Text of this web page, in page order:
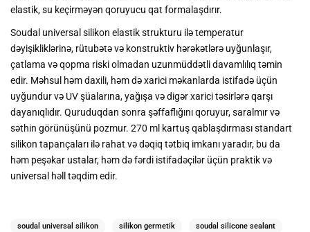
elastik, su keçirməyən qoruyucu qat formalaşdırır.
Soudal universal silikon elastik strukturu ilə temperatur
dəyişikliklərinə, rütubətə və konstruktiv hərəkətlərə uyğunlaşır,
çatlama və qopma riski olmadan uzunmüddətli davamlılıq təmin
edir. Məhsul həm daxili, həm də xarici məkanlarda istifadə üçün
uyğundur və UV şüalarına, yağışa və digər xarici təsirlərə qarşı
dayanıqlıdır. Quruduqdan sonra şəffaflığını qoruyur, saralmır və
səthin görünüşünü pozmur. 270 ml kartuş qablaşdırması standart
silikon tapançaları ilə rahat və dəqiq tətbiq imkanı yaradır, bu da
həm peşəkar ustalar, həm də fərdi istifadəçilər üçün praktik və
universal həll təqdim edir.
soudal universal silikon silikon germetik soudal silicone sealant